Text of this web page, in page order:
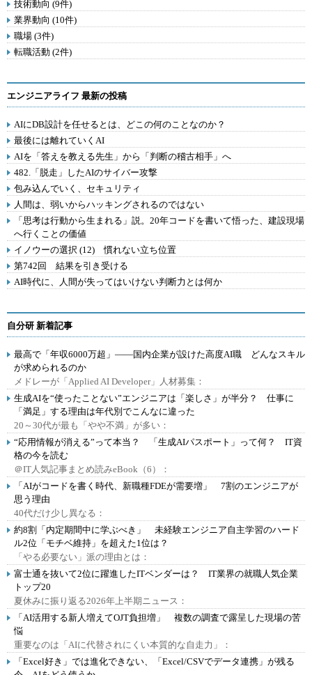
技術動向 (9件)
業界動向 (10件)
職場 (3件)
転職活動 (2件)
エンジニアライフ 最新の投稿
AIにDB設計を任せるとは、どこの何のことなのか？
最後には離れていくAI
AIを「答えを教える先生」から「判断の稽古相手」へ
482.「脱走」したAIのサイバー攻撃
包み込んでいく、セキュリティ
人間は、弱いからハッキングされるのではない
「思考は行動から生まれる」説。20年コードを書いて悟った、建設現場
へ行くことの価値
イノウーの選択 (12) 慣れない立ち位置
第742回 結果を引き受ける
AI時代に、人間が失ってはいけない判断力とは何か
自分研 新着記事
最高で「年収6000万超」――国内企業が設けた高度AI職 どんなスキル
が求められるのか
メドレーが「Applied AI Developer」人材募集：
生成AIを“使ったことない”エンジニアは「楽しさ」が半分？ 仕事に
「満足」する理由は年代別でこんなに違った
20～30代が最も「やや不満」が多い：
“応用情報が消える”って本当？ 「生成AIパスポート」って何？ IT資
格の今を読む
＠IT人気記事まとめ読みeBook（6）：
「AIがコードを書く時代、新職種FDEが需要増」 7割のエンジニアが
思う理由
40代だけ少し異なる：
約8割「内定期間中に学ぶべき」 未経験エンジニア自主学習のハード
ル2位「モチベ維持」を超えた1位は？
「やる必要ない」派の理由とは：
富士通を抜いて2位に躍進したITベンダーは？ IT業界の就職人気企業
トップ20
夏休みに振り返る2026年上半期ニュース：
「AI活用する新人増えてOJT負担増」 複数の調査で露呈した現場の苦
悩
重要なのは「AIに代替されにくい本質的な自走力」：
「Excel好き」では進化できない、「Excel/CSVでデータ連携」が残る